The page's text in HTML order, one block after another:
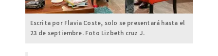
Escrita por Flavia Coste, solo se presentará hasta el
23 de septiembre. Foto Lizbeth cruz J.